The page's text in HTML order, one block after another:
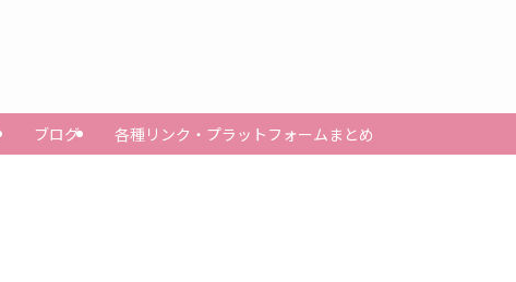
ブログ 各種リンク・プラットフォームまとめ